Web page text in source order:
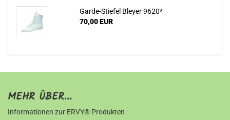
Garde-Stiefel Bleyer 9620*
70,00 EUR
MEHR ÜBER...
Informationen zur ERVY® Produkten